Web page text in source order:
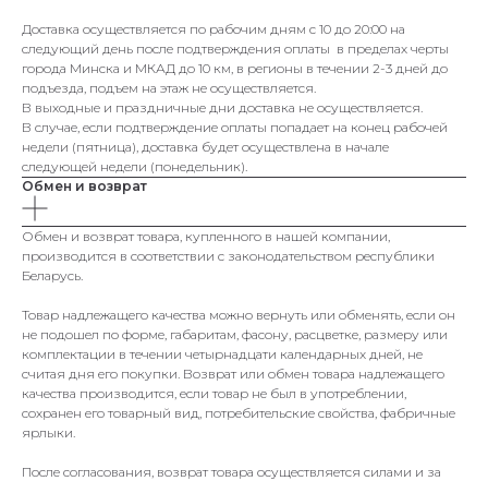
Доставка осуществляется по рабочим дням с 10 до 20:00 на
следующий день после подтверждения оплаты в пределах черты
города Минска и МКАД до 10 км, в регионы в течении 2-3 дней до
подъезда, подъем на этаж не осуществляется.
В выходные и праздничные дни доставка не осуществляется.
В случае, если подтверждение оплаты попадает на конец рабочей
недели (пятница), доставка будет осуществлена в начале
следующей недели (понедельник).
Обмен и возврат
Обмен и возврат товара, купленного в нашей компании,
производится в соответствии с законодательством республики
Беларусь.
Товар надлежащего качества можно вернуть или обменять, если он
не подошел по форме, габаритам, фасону, расцветке, размеру или
комплектации в течении четырнадцати календарных дней, не
считая дня его покупки. Возврат или обмен товара надлежащего
качества производится, если товар не был в употреблении,
сохранен его товарный вид, потребительские свойства, фабричные
ярлыки.
После согласования, возврат товара осуществляется силами и за